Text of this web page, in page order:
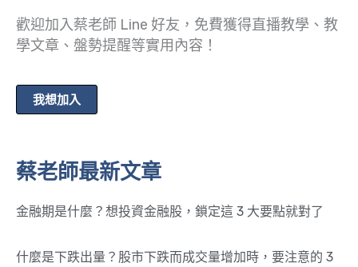
歡迎加入蔡老師 Line 好友，免費獲得直播教學、教
學文章、盤勢提醒等實用內容！
我想加入
蔡老師最新文章
金融期是什麼？想投資金融股，鎖定這 3 大要點就對了
什麼是下跌出量？股市下跌而成交量增加時，要注意的 3